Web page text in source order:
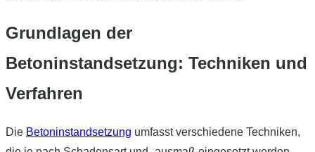
Grundlagen der
Betoninstandsetzung: Techniken und
Verfahren
Die Betoninstandsetzung umfasst verschiedene Techniken,